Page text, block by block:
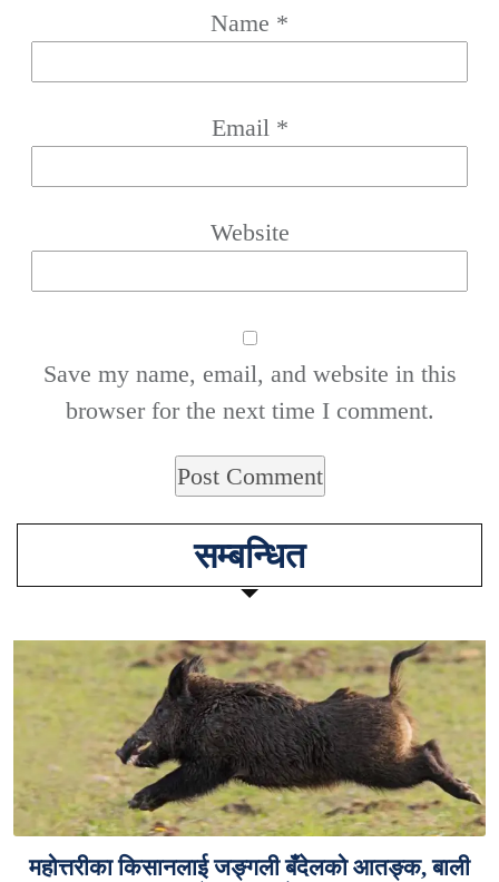
Name *
Email *
Website
Save my name, email, and website in this
browser for the next time I comment.
सम्बन्धित
महोत्तरीका किसानलाई जङ्गली बँदेलको आतङ्क, बाली